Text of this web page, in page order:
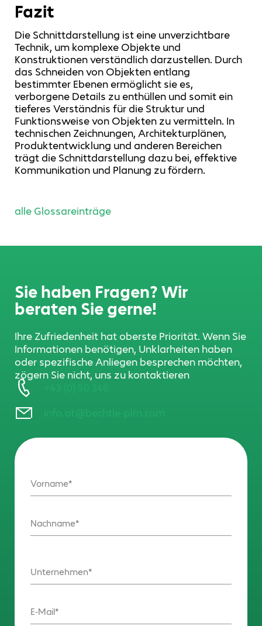
Fazit
Die Schnittdarstellung ist eine unverzichtbare
Technik, um komplexe Objekte und
Konstruktionen verständlich darzustellen. Durch
das Schneiden von Objekten entlang
bestimmter Ebenen ermöglicht sie es,
verborgene Details zu enthüllen und somit ein
tieferes Verständnis für die Struktur und
Funktionsweise von Objekten zu vermitteln. In
technischen Zeichnungen, Architekturplänen,
Produktentwicklung und anderen Bereichen
trägt die Schnittdarstellung dazu bei, effektive
Kommunikation und Planung zu fördern.
alle Glossareinträge
Sie haben Fragen? Wir
beraten Sie gerne!
Ihre Zufriedenheit hat oberste Priorität. Wenn Sie
Informationen benötigen, Unklarheiten haben
oder spezifische Anliegen besprechen möchten,
zögern Sie nicht, uns zu kontaktieren
Vorname
Nachname
Unternehmen
E-Mail